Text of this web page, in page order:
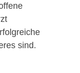
sind.